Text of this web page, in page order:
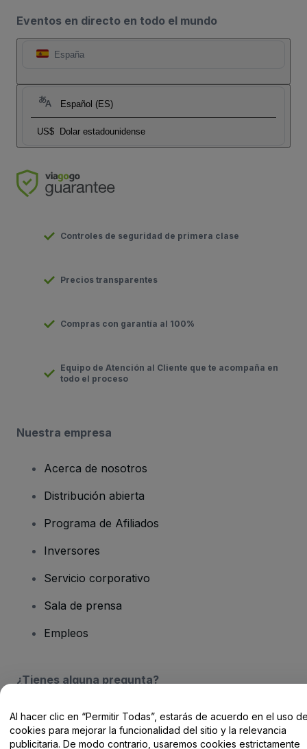
Eventos en directo en todo el mundo
España
Español (ES)
US$ Dolar estadounidense
Controles de seguridad de primera clase
Precios transparentes
Compras con garantía al 100%
Equipo de Atención al Cliente que te acompaña en
todo el proceso
Nuestra empresa
Acerca de nosotros
Distribución abierta
Programa de Afiliados
Inversores
Servicio corporativo
Sala de prensa
Empleos
¿Tienes alguna pregunta?
Centro de Ayuda / Contacto
Al hacer clic en “Permitir Todas”, estarás de acuerdo en el uso
cookies para mejorar la funcionalidad del sitio y la relevancia
publicitaria. De modo contrario, usaremos cookies estrictamente